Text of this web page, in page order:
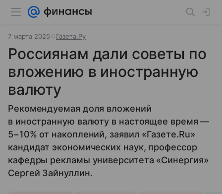
7 марта 2025 Газета.Ру
Россиянам дали советы по
вложению в иностранную
валюту
Рекомендуемая доля вложений
в иностранную валюту в настоящее время —
5−10% от накоплений, заявил «Газете.Ru»
кандидат экономических наук, профессор
кафедры рекламы университета «Синергия»
Сергей Зайнуллин.